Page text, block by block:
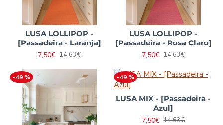
LUSA LOLLIPOP -
[Passadeira - Laranja]
7,50€ 14,63€
LUSA LOLLIPOP -
[Passadeira - Rosa Claro]
7,50€ 14,63€
-49 % -49 %
LUSA MIX - [Passadeira -
Azul]
7,50€ 14,63€